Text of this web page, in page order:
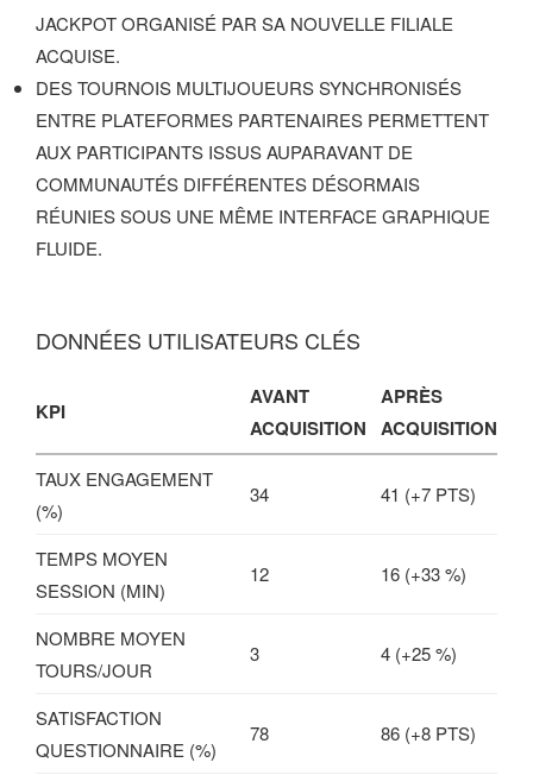
JACKPOT ORGANISÉ PAR SA NOUVELLE FILIALE
ACQUISE.
DES TOURNOIS MULTIJOUEURS SYNCHRONISÉS
ENTRE PLATEFORMES PARTENAIRES PERMETTENT
AUX PARTICIPANTS ISSUS AUPARAVANT DE
COMMUNAUTÉS DIFFÉRENTES DÉSORMAIS
RÉUNIES SOUS UNE MÊME INTERFACE GRAPHIQUE
FLUIDE.
DONNÉES UTILISATEURS CLÉS
KPI
AVANT
ACQUISITION
APRÈS
ACQUISITION
TAUX ENGAGEMENT
(%)
34 41 (+7 PTS)
TEMPS MOYEN
SESSION (MIN)
12 16 (+33 %)
NOMBRE MOYEN
TOURS/JOUR
3 4 (+25 %)
SATISFACTION
QUESTIONNAIRE (%)
78 86 (+8 PTS)